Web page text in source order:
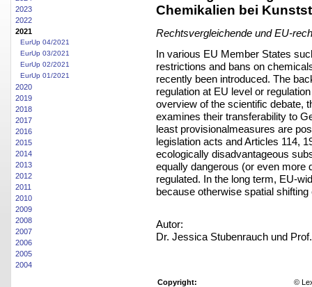
2023
2022
2021
EurUp 04/2021
EurUp 03/2021
EurUp 02/2021
EurUp 01/2021
2020
2019
2018
2017
2016
2015
2014
2013
2012
2011
2010
2009
2008
2007
2006
2005
2004
Chemikalien bei
Rechtsvergleichende und EU-
In various EU Member States
restrictions and bans on
recently been introduced. The
regulation at EU level or
overview of the scientific debate,
examines their transferability to
least provisionalmeasures are
legislation acts and Articles 114,
ecologically disadvantageous
equally dangerous (or even more
regulated. In the long term, EU-
because otherwise spatial
Autor:
Dr. Jessica Stubenrauch und
Copyright:
©